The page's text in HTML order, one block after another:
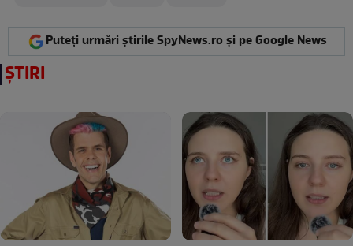
Puteți urmări știrile SpyNews.ro și pe Google News
ȘTIRI